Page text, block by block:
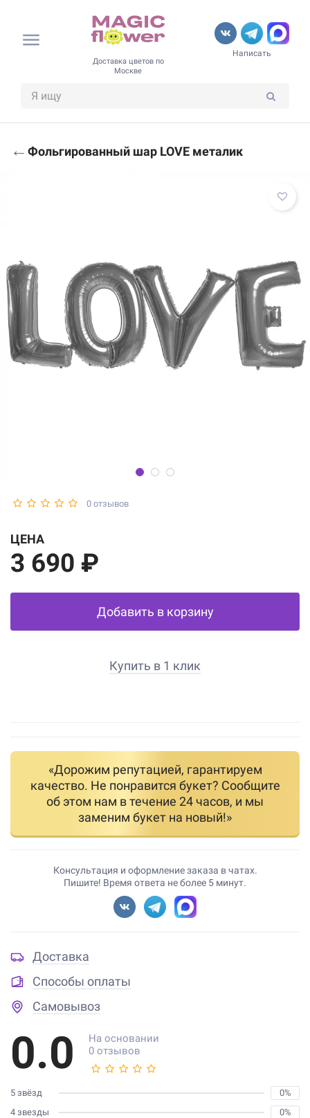
Доставка цветов по
Москве
Написать
← Фольгированный шар LOVE металик
0 отзывов
ЦЕНА
3 690 ₽
Добавить в корзину
Купить в 1 клик
«Дорожим репутацией, гарантируем
качество. Не понравится букет? Сообщите
об этом нам в течение 24 часов, и мы
заменим букет на новый!»
Консультация и оформление заказа в чатах.
Пишите! Время ответа не более 5 минут.
Доставка
Способы оплаты
Самовывоз
0.0
На основании
0 отзывов
5 звёзд
0%
4 звезды
0%